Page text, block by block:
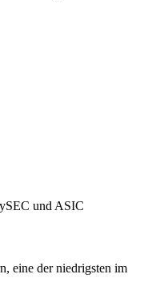
und ASIC
eine der niedrigsten im